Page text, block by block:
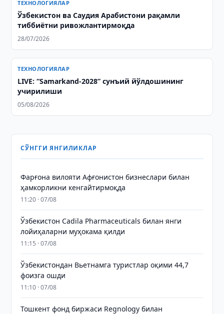
ТЕХНОЛОГИЯЛАР
Ўзбекистон ва Саудия Арабистони рақамли
тиббиётни ривожлантирмоқда
28/07/2026
ТЕХНОЛОГИЯЛАР
LIVE: “Samarkand-2028” сунъий йўлдошининг
учирилиши
05/08/2026
СЎНГГИ ЯНГИЛИКЛАР
Фарғона вилояти Афғонистон бизнеслари билан
ҳамкорликни кенгайтирмоқда
11:20 · 07/08
Ўзбекистон Cadila Pharmaceuticals билан янги
лойиҳаларни муҳокама қилди
11:15 · 07/08
Ўзбекистондан Вьетнамга туристлар оқими 44,7
фоизга ошди
11:10 · 07/08
Тошкент фонд биржаси Regnology билан